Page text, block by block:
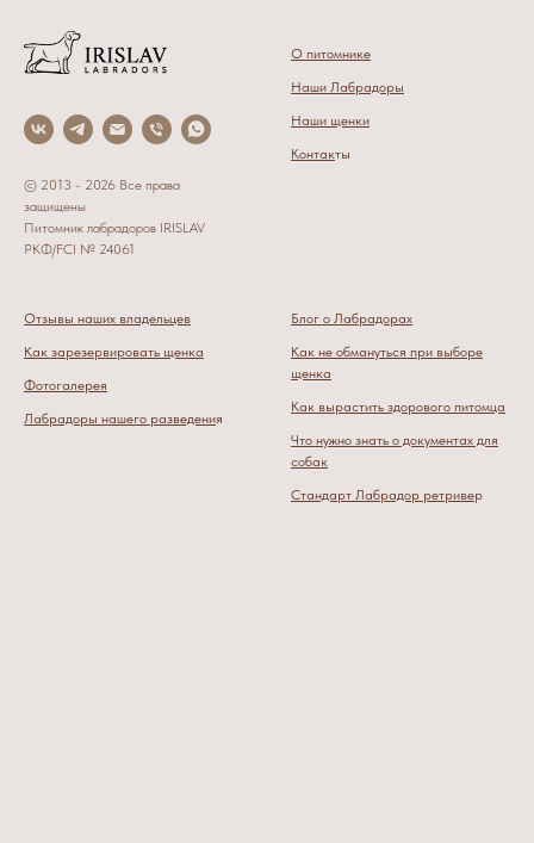
© 2013 - 2026 Все права
защищены
Питомник лабрадоров IRISLAV
РКФ/FCI № 24061
О питомнике
Наши Лабрадоры
Наши щенки
Контакты
Отзывы наших владельцев
Как зарезервировать щенка
Фотогалерея
Лабрадоры нашего разведения
Блог о Лабрадорах
Как не обмануться при выборе
щенка
Как вырастить здорового питомца
Что нужно знать о документах для
собак
Стандарт Лабрадор ретривер